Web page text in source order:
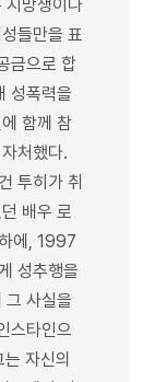
지망생이나
들만을 표
금으로 합
성폭력을
함께 참
처했다.
투히가 취
배우 로
에, 1997
성추행을
그 사실을
스타인으
자신의